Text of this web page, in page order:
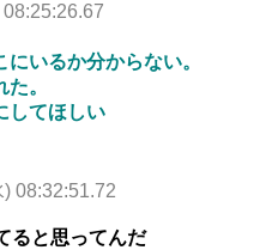
いるか分からない。
。
してほしい
08:32:51.72
ると思ってんだ